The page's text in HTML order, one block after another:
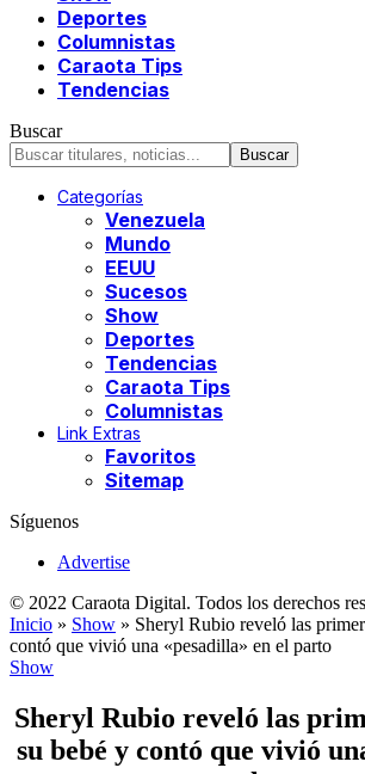
Deportes
Columnistas
Caraota Tips
Tendencias
Buscar
Categorías
Venezuela
Mundo
EEUU
Sucesos
Show
Deportes
Tendencias
Caraota Tips
Columnistas
Link Extras
Favoritos
Sitemap
Síguenos
Advertise
© 2022 Caraota Digital. Todos los derechos
Inicio » Show » Sheryl Rubio reveló las
contó que vivió una «pesadilla» en el parto
Show
Sheryl Rubio reveló las
su bebé y contó que vivió